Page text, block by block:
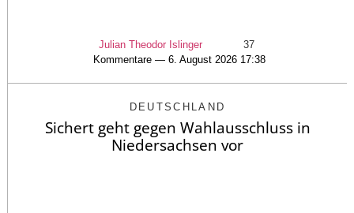
Julian Theodor Islinger
37
Kommentare — 6. August 2026 17:38
DEUTSCHLAND
Sichert geht gegen Wahlausschluss in
Niedersachsen vor